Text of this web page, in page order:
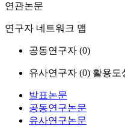
연관논문
연구자 네트워크 맵
공동연구자 (0)
유사연구자 (0) 활용도
발표논문
공동연구논문
유사연구논문